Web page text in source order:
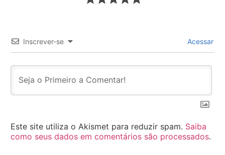
Inscrever-se Acessar
Este site utiliza o Akismet para reduzir spam. Saiba
como seus dados em comentários são processados.